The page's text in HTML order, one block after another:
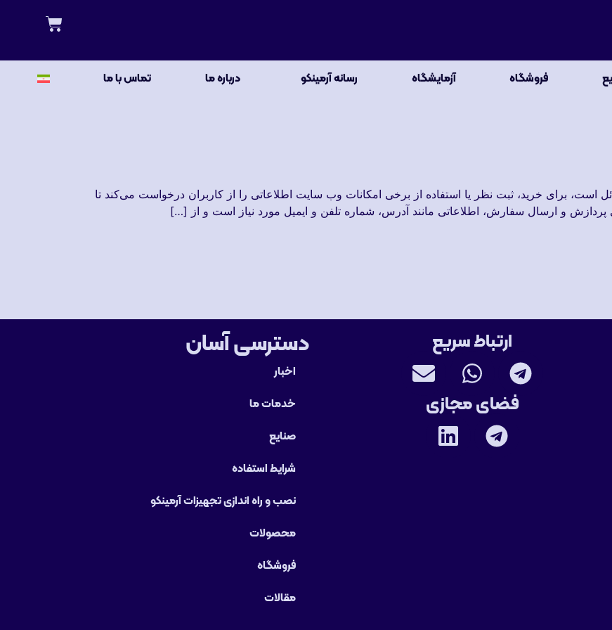
فروشگاه آزمایشگاه رسانه آرمینکو درباره ما تماس با ما
برای خرید، ثبت نظر یا استفاده از برخی امکانات وب سایت اطلاعاتی را از کاربران درخواست می‌کند تا
پردازش و ارسال سفارش، اطلاعاتی مانند آدرس، شماره تلفن و ایمیل مورد نیاز است و از […]
ارتباط سریع
فضای مجازی
دسترسی آسان
اخبار
خدمات ما
صنایع
شرایط استفاده
نصب و راه‌ اندازی تجهیزات آرمینکو
محصولات
فروشگاه
مقالات